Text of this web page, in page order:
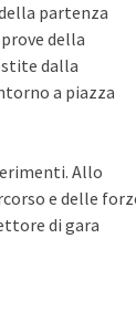
partenza
della
dalla
a piazza
Allo
e delle
di gara